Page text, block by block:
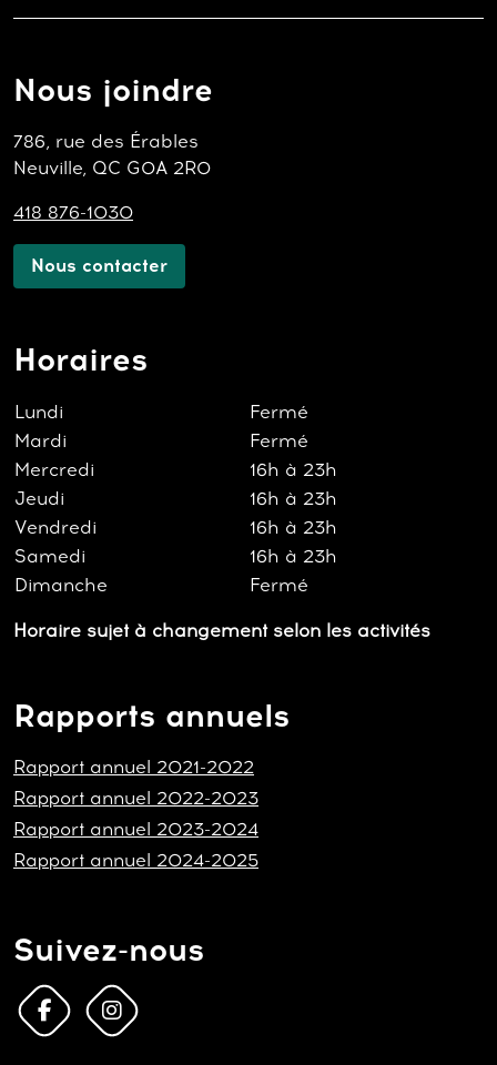
Nous joindre
786, rue des Érables
Neuville, QC G0A 2R0
418 876-1030
Nous contacter
Horaires
Lundi
Fermé
Mardi
Fermé
Mercredi
16h à 23h
Jeudi
16h à 23h
Vendredi
16h à 23h
Samedi
16h à 23h
Dimanche
Fermé
Horaire sujet à changement selon les activités
Rapports annuels
Rapport annuel 2021-2022
Rapport annuel 2022-2023
Rapport annuel 2023-2024
Rapport annuel 2024-2025
Suivez-nous